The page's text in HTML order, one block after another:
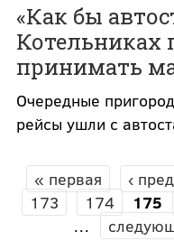
«Как бы
Котельниках
принимать
Очередные
рейсы ушли с
СТРАНИЦЫ
« первая ‹
173
174 175
…